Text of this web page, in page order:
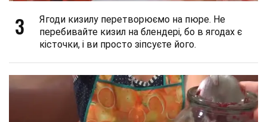
3
Ягоди кизилу перетворюємо на пюре. Не
перебивайте кизил на блендері, бо в ягодах є
кісточки, і ви просто зіпсуєте його.